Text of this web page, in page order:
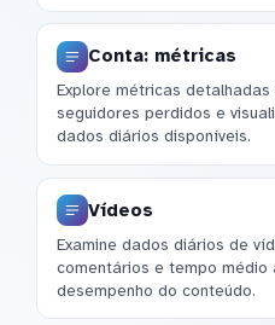
Conta: métricas
Explore métricas
seguidores perdidos e
dados diários disponíveis.
Vídeos
Examine dados diários de
comentários e tempo
desempenho do conteúdo.